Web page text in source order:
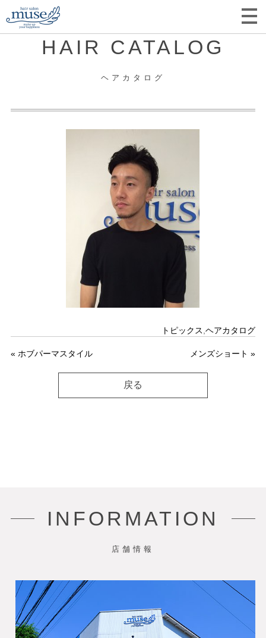
HAIR CATALOG
ヘアカタログ
トピックス ,ヘアカタログ
« ホブパーマスタイル メンズショート »
戻る
INFORMATION
店舗情報